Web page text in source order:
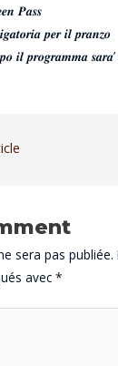
𝑷𝒂𝒔𝒔
𝒑𝒆𝒓 𝒊𝒍 𝒑𝒓𝒂𝒏𝒛𝒐
𝒊𝒍 𝒑𝒓𝒐𝒈𝒓𝒂𝒎𝒎𝒂 𝒔𝒂𝒓𝒂’
sera pas publiée.
avec *